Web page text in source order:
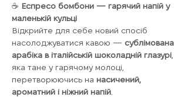
☕ Еспресо бомбони — гарячий напій у
маленькій кульці
Відкрийте для себе новий спосіб
насолоджуватися кавою — сублімована
арабіка в італійській шоколадній глазурі
яка тане у гарячому молоці,
перетворюючись на насичений,
ароматний і ніжний напій